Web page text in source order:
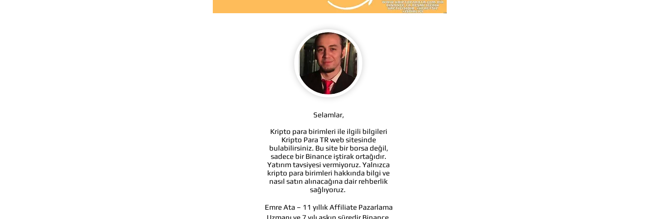
Selamlar,
Kripto para birimleri ile ilgili bilgileri
Kripto Para TR web sitesinde
bulabilirsiniz. Bu site bir borsa değil,
sadece bir Binance iştirak ortağıdır.
Yatırım tavsiyesi vermiyoruz. Yalnızca
kripto para birimleri hakkında bilgi ve
nasıl satın alınacağına dair rehberlik
sağlıyoruz.
Emre Ata – 11 yıllık Affiliate Pazarlama
Uzmanı ve 7 yılı aşkın süredir Binance,